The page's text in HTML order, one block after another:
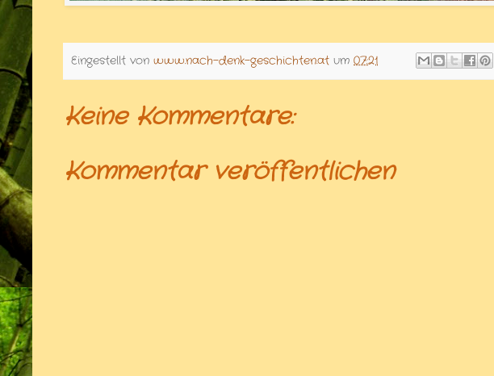
Eingestellt von www.nach-denk-geschichten.at um 07:21
Keine Kommentare:
Kommentar veröffentlichen